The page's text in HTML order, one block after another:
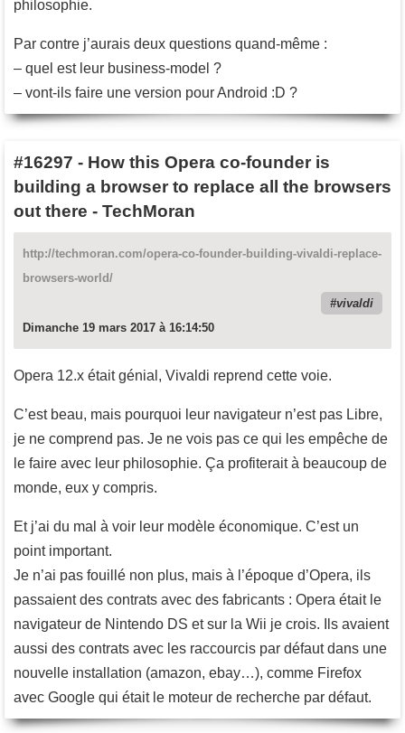
philosophie.
Par contre j’aurais deux questions quand-même :
– quel est leur business-model ?
– vont-ils faire une version pour Android :D ?
#16297 - How this Opera co-founder is
building a browser to replace all the browsers
out there - TechMoran
http://techmoran.com/opera-co-founder-building-vivaldi-replace-
browsers-world/
vivaldi
Dimanche 19 mars 2017 à 16:14:50
Opera 12.x était génial, Vivaldi reprend cette voie.
C’est beau, mais pourquoi leur navigateur n’est pas Libre,
je ne comprend pas. Je ne vois pas ce qui les empêche de
le faire avec leur philosophie. Ça profiterait à beaucoup de
monde, eux y compris.
Et j’ai du mal à voir leur modèle économique. C’est un
point important.
Je n’ai pas fouillé non plus, mais à l’époque d’Opera, ils
passaient des contrats avec des fabricants : Opera était le
navigateur de Nintendo DS et sur la Wii je crois. Ils avaient
aussi des contrats avec les raccourcis par défaut dans une
nouvelle installation (amazon, ebay…), comme Firefox
avec Google qui était le moteur de recherche par défaut.